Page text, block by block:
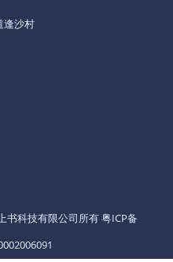
逢沙村
书科技有限公司所有粤ICP备